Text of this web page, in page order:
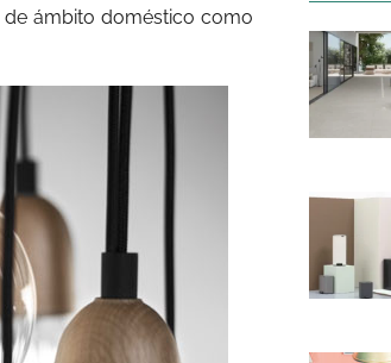
de ámbito doméstico como